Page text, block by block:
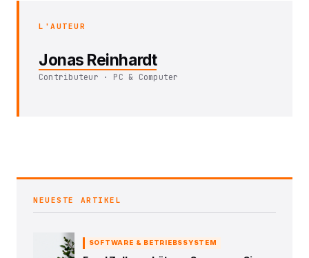
L'AUTEUR
Jonas Reinhardt
Contributeur · PC & Computer
NEUESTE ARTIKEL
SOFTWARE & BETRIEBSSYSTEM